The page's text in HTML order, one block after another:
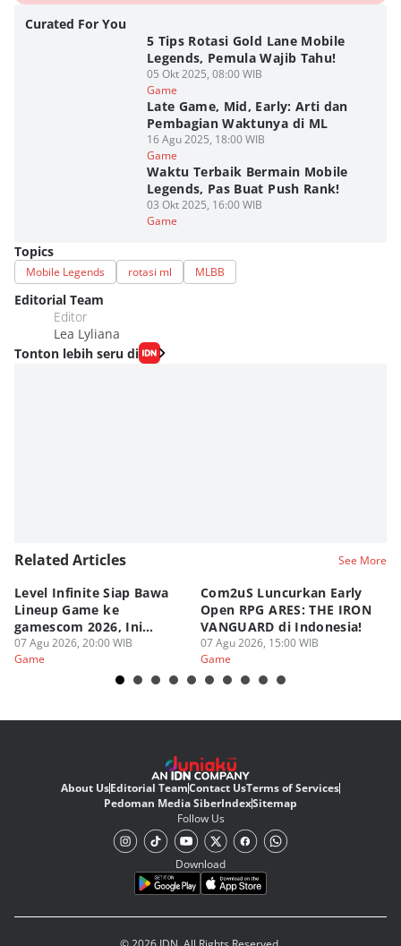
Curated For You
5 Tips Rotasi Gold Lane Mobile
Legends, Pemula Wajib Tahu!
05 Okt 2025, 08:00 WIB
Game
Late Game, Mid, Early: Arti dan
Pembagian Waktunya di ML
16 Agu 2025, 18:00 WIB
Game
Waktu Terbaik Bermain Mobile
Legends, Pas Buat Push Rank!
03 Okt 2025, 16:00 WIB
Game
Topics
Mobile Legends rotasi ml MLBB
Editorial Team
Editor
Lea Lyliana
Tonton lebih seru di
Related Articles See More
Level Infinite Siap Bawa
Lineup Game ke
gamescom 2026, Ini
Judulnya!
07 Agu 2026, 20:00 WIB
Game
Com2uS Luncurkan Early
Open RPG ARES: THE IRON
VANGUARD di Indonesia!
07 Agu 2026, 15:00 WIB
Game
About UsEditorial TeamContact UsTerms of Services
Pedoman Media SiberIndexSitemap
Follow Us
Download